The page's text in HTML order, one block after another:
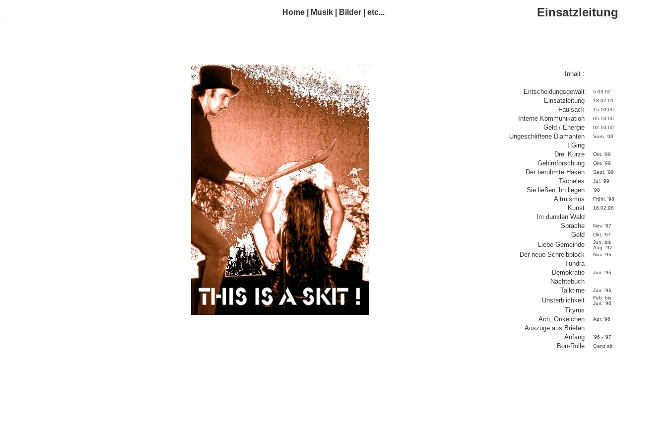
Home Musik Bilder etc... Einsatzleitung
Inhalt :
Entscheidungsgewalt 5.03.02
Einsatzleitung 18.07.01
Faulsack 15.10.00
Interne Kommunikation 05.10.00
Geld / Energie 02.10.00
Ungeschliffene Diamanten Som. '00
I Ging
Drei Kurze
Okt. '99
Gehirnforschung Okt. '99
Der berühmte Haken Sept. '99
Tacheles Jul. '99
Sie ließen ihn liegen '98
Altruismus Frühl. '98
Kunst 16.02.98
Im dunklen Wald
Sprache
Nov. '97
Geld Okt. '97
Liebe Gemeinde
Jun. bis
Aug. '97
Der neue Schreibblock Nov. '96
Tundra
Demokratie
Jun. '96
Nächtebuch
Talktime
Jun. '96
Unsterblichkeit
Feb. bis
Jun. '96
Tityrus
Ach, Onkelchen
Apr. '96
Auszüge aus Briefen
Anfang
'96 - '97
Bon-Rolle Ganz alt